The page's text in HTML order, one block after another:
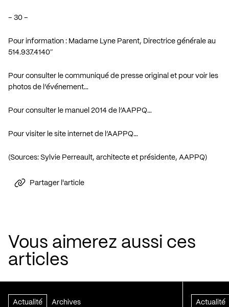
– 30 –
Pour information : Madame Lyne Parent, Directrice générale au
514.937.4140″
Pour consulter le communiqué de presse original et pour voir les
photos de l’événement…
Pour consulter le manuel 2014 de l’AAPPQ…
Pour visiter le site internet de l’AAPPQ…
(Sources: Sylvie Perreault, architecte et présidente, AAPPQ)
Partager l'article
Vous aimerez aussi ces
articles
Actualité Archives Actualité